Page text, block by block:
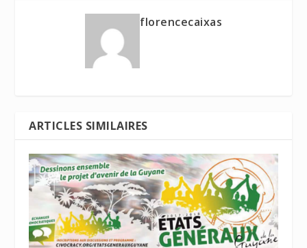
florencecaixas
ARTICLES SIMILAIRES